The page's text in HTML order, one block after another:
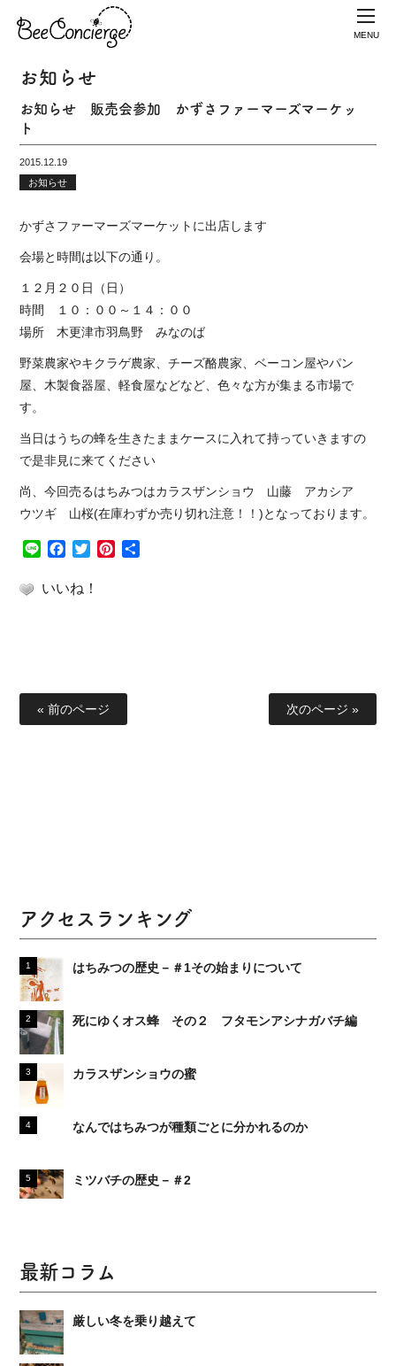
MENU
お知らせ
お知らせ 販売会参加 かずさファーマーズマーケッ
ト
2015.12.19
お知らせ
かずさファーマーズマーケットに出店します
会場と時間は以下の通り。
１２月２０日（日）
時間 １０：００～１４：００
場所 木更津市羽鳥野 みなのば
野菜農家やキクラゲ農家、チーズ酪農家、ベーコン屋やパン
屋、木製食器屋、軽食屋などなど、色々な方が集まる市場で
す。
当日はうちの蜂を生きたままケースに入れて持っていきますの
で是非見に来てください
尚、今回売るはちみつはカラスザンショウ 山藤 アカシア
ウツギ 山桜(在庫わずか売り切れ注意！！)となっております。
Line Facebook
TwitterPinterest
いいね！
« 前のページ 次のページ »
アクセスランキング
はちみつの歴史－＃1その始まりについて
死にゆくオス蜂 その２ フタモンアシナガバチ編
カラスザンショウの蜜
なんではちみつが種類ごとに分かれるのか
ミツバチの歴史－＃2
最新コラム
厳しい冬を乗り越えて